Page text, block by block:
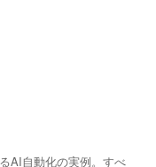
AI自動化の実例。すべ